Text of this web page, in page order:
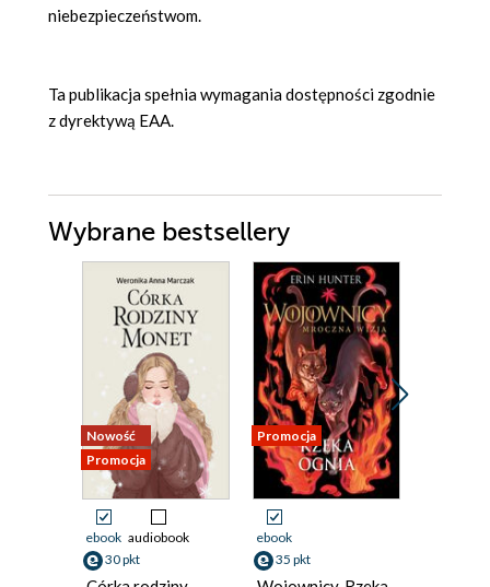
niebezpieczeństwom.
Ta publikacja spełnia wymagania dostępności zgodnie
z dyrektywą EAA.
Wybrane bestsellery
Nowość
Promocja
ebook audiobook
30 pkt
Promocja
ebook
35 pkt